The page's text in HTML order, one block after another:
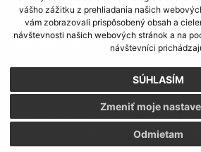
vášho zážitku z prehliadania našich
vám zobrazovali prispôsobený obsah a
návštevnosti našich webových stránok a na
návštevníci
SÚHLASÍM
Odmietam
Zmeniť moje
dohodnutej póze, v ktorej sníma klobúk.
vnímajú ako provokáciu a je na mieste
umožnené hráčovi, ktorý gól nevsietil
Jedno je isté - sme rozhodení
dlhým posudzovaním situácie.
Hneď z prvej akcie po góle prenikol
poľa a v 61. minúte ľavačkou z